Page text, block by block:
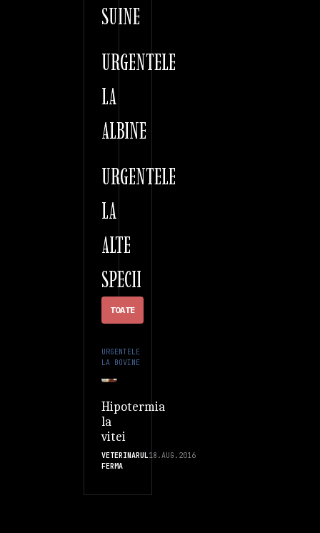
SUINE
URGENTELE
LA
ALBINE
URGENTELE
LA
ALTE
SPECII
TOATE
URGENTELE
LA BOVINE
Hipotermia
la
vitei
VETERINARUL
FERMA
18.AUG.2016